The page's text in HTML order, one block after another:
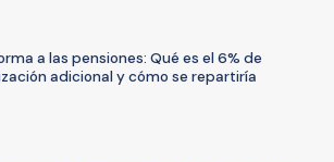
a las pensiones: Qué es el 6% de
adicional y cómo se repartiría